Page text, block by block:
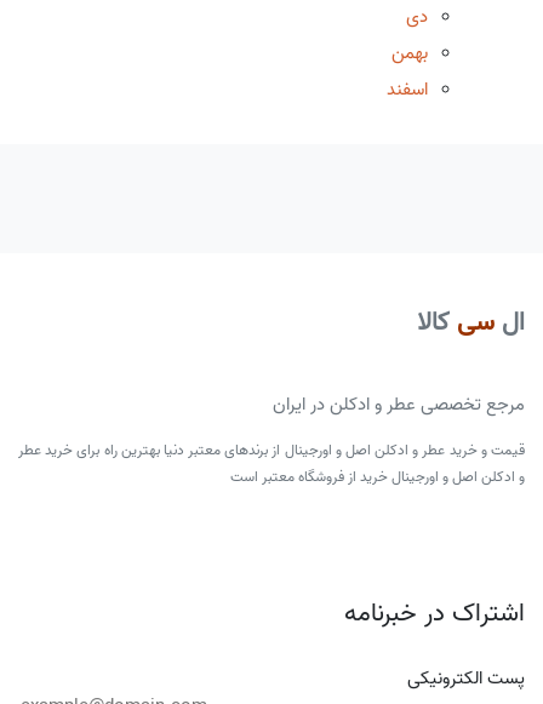
دی
بهمن
اسفند
ال سی کالا
مرجع تخصصی عطر و ادکلن در ایران
قیمت و خرید عطر و ادکلن اصل و اورجینال از برندهای معتبر دنیا بهترین راه برای خرید عطر
و ادکلن اصل و اورجینال خرید از فروشگاه معتبر است
اشتراک در خبرنامه
پست الکترونیکی